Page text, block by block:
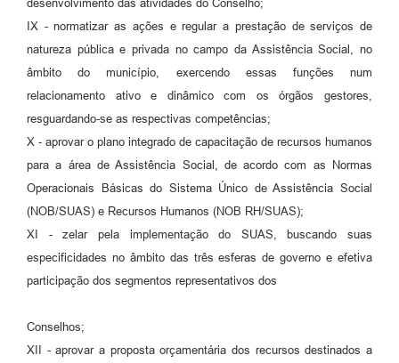
desenvolvimento das atividades do Conselho;
IX - normatizar as ações e regular a prestação de serviços de
natureza pública e privada no campo da Assistência Social, no
âmbito do município, exercendo essas funções num
relacionamento ativo e dinâmico com os órgãos gestores,
resguardando-se as respectivas competências;
X - aprovar o plano integrado de capacitação de recursos humanos
para a área de Assistência Social, de acordo com as Normas
Operacionais Básicas do Sistema Único de Assistência Social
(NOB/SUAS) e Recursos Humanos (NOB RH/SUAS);
XI - zelar pela implementação do SUAS, buscando suas
especificidades no âmbito das três esferas de governo e efetiva
participação dos segmentos representativos dos
Conselhos;
XII - aprovar a proposta orçamentária dos recursos destinados a